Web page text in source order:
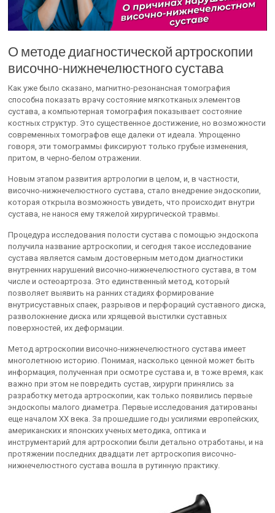
О методе диагностической артроскопии
височно-нижнечелюстного сустава
Как уже было сказано, магнитно-резонансная томография
способна показать врачу состояние мягкотканых элементов
сустава, а компьютерная томография показывает состояние
костных структур. Это существенное достижение, но возможности
современных томографов еще далеки от идеала. Упрощенно
говоря, эти томограммы фиксируют только грубые изменения,
притом, в черно-белом отражении.
Новым этапом развития артрологии в целом, и, в частности,
височно-нижнечелюстного сустава, стало внедрение эндоскопии,
которая открыла возможность увидеть, что происходит внутри
сустава, не нанося ему тяжелой хирургической травмы.
Процедура исследования полости сустава с помощью эндоскопа
получила название артроскопии, и сегодня такое исследование
сустава является самым достоверным методом диагностики
внутренних нарушений височно-нижнечелюстного сустава, в том
числе и остеоартроза. Это единственный метод, который
позволяет выявить на ранних стадиях формирование
внутрисуставных спаек, разрывов и перфораций суставного диска,
разволокнение диска или хрящевой выстилки суставных
поверхностей, их деформации.
Метод артроскопии височно-нижнечелюстного сустава имеет
многолетнюю историю. Понимая, насколько ценной может быть
информация, полученная при осмотре сустава и, в тоже время, как
важно при этом не повредить сустав, хирурги принялись за
разработку метода артроскопии, как только появились первые
эндоскопы малого диаметра. Первые исследования датированы
еще началом ХХ века. За прошедшие годы усилиями европейских,
американских и японских ученых методика, оптика и
инструментарий для артроскопии были детально отработаны, и на
протяжении последних двадцати лет артроскопия височно-
нижнечелюстного сустава вошла в рутинную практику.